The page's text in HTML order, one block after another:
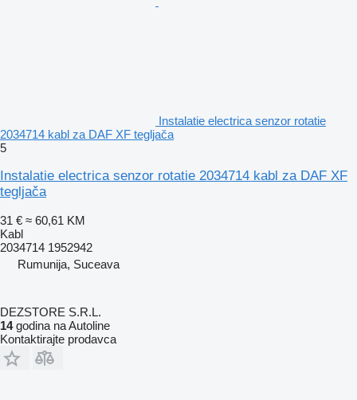
Instalatie electrica senzor rotatie
2034714 kabl za DAF XF tegljača
5
Instalatie electrica senzor rotatie 2034714 kabl za DAF XF
tegljača
31 € ≈ 60,61 KM
Kabl
2034714 1952942
Rumunija, Suceava
DEZSTORE S.R.L.
14godina na Autoline
Kontaktirajte prodavca